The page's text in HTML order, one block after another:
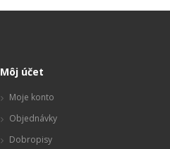
Môj účet
Moje konto
Objednávky
Dobropisy